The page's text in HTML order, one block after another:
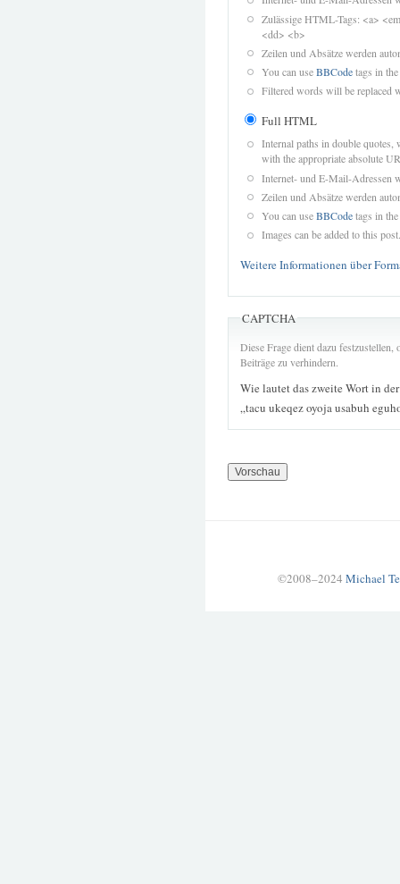
Zulässige HTML-Tags: <a>
<dd> <b>
Zeilen und Absätze werden
You can useBBCodetags in
Filtered words will be replaced
Full HTML
Internal paths in double quotes,
with the appropriate absolute
Internet- und E-Mail-Adressen
Zeilen und Absätze werden
You can useBBCodetags in
Images can be added to this post.
Weitere Informationen über
CAPTCHA
Diese Frage dient dazu
Beiträge zu verhindern.
Wie lautet das zweite Wort in
„tacu ukeqez oyoja usabuh
©2008–2024 Michael